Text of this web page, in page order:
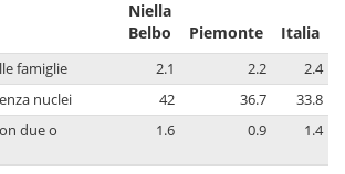
Niella
Belbo
Piemonte Italia
famiglie 2.1 2.2
2.4
nuclei
42 36.7
33.8
due o
1.6 0.9 1.4